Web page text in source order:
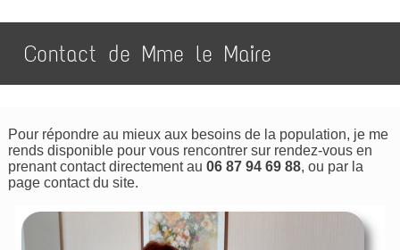
Contact de Mme le Maire
Pour répondre au mieux aux besoins de la population, je me
rends disponible pour vous rencontrer sur rendez-vous en
prenant contact directement au06 87 94 69 88, ou par la
page contact du site.